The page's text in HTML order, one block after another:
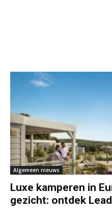
Algemeen nieuws
Luxe kamperen in
gezicht: ontdek